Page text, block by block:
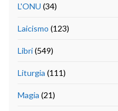
L'ONU (34)
Laicismo (123)
Libri(549)
Liturgia (111)
Magia (21)